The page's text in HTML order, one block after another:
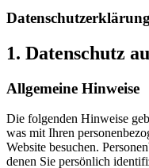
Datenschutz­erklärung
1. Datenschutz
Allgemeine Hinweise
Die folgenden Hinweise
was mit Ihren
Website besuchen.
denen Sie persönlich